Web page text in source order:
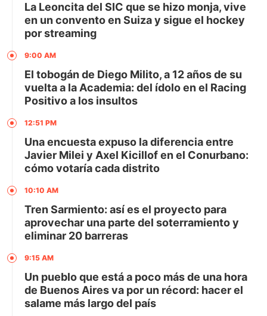
La Leoncita del SIC que se hizo monja, vive
en un convento en Suiza y sigue el hockey
por streaming
9:00 AM
El tobogán de Diego Milito, a 12 años de su
vuelta a la Academia: del ídolo en el Racing
Positivo a los insultos
12:51 PM
Una encuesta expuso la diferencia entre
Javier Milei y Axel Kicillof en el Conurbano:
cómo votaría cada distrito
10:10 AM
Tren Sarmiento: así es el proyecto para
aprovechar una parte del soterramiento y
eliminar 20 barreras
9:15 AM
Un pueblo que está a poco más de una hora
de Buenos Aires va por un récord: hacer el
salame más largo del país